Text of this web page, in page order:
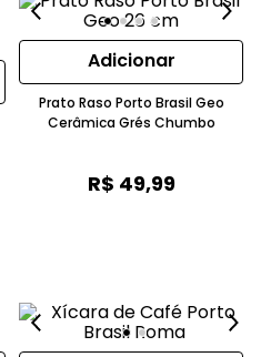
Adicionar
Prato Raso Porto Brasil Geo
Cerâmica Grés Chumbo
R$ 49,99